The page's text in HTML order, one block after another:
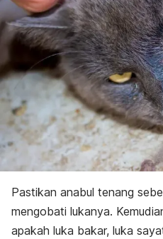
Pastikan anabul tenang
mengobati lukanya.
apakah luka bakar, luka